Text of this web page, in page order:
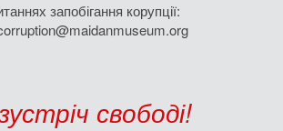
запобігання корупції:
свободі!